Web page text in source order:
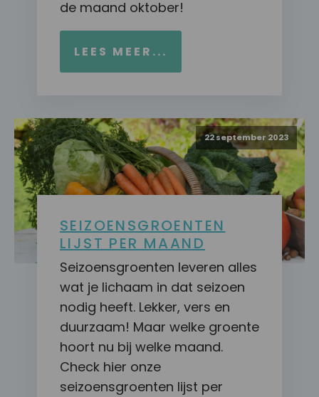
de maand oktober!
LEES MEER...
22 september 2023
SEIZOENSGROENTEN
LIJST PER MAAND
Seizoensgroenten leveren alles
wat je lichaam in dat seizoen
nodig heeft. Lekker, vers en
duurzaam! Maar welke groente
hoort nu bij welke maand.
Check hier onze
seizoensgroenten lijst per